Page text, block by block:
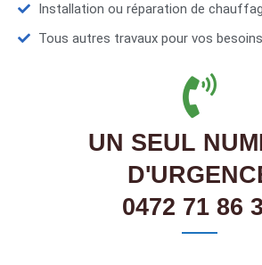
Installation ou réparation de
Tous autres travaux pour vos
UN SEUL
0472 71 86